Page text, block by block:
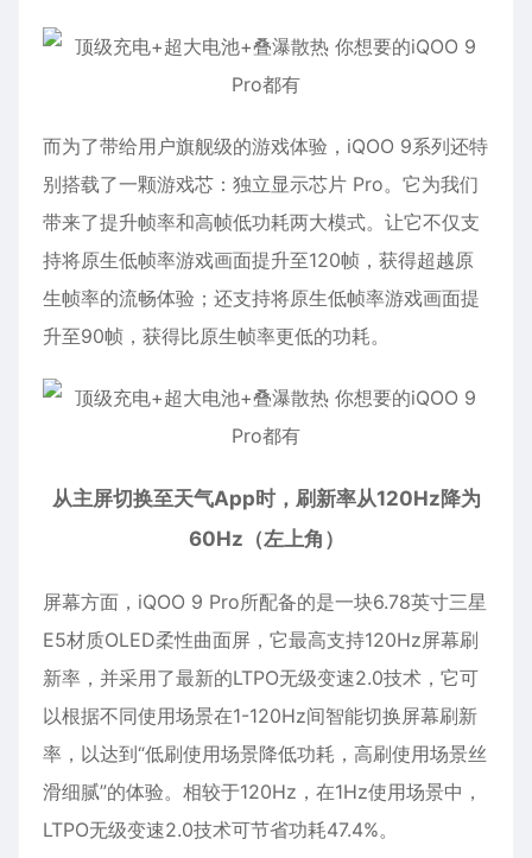
而为了带给用户旗舰级的游戏体验，iQOO 9系列还特
别搭载了一颗游戏芯：独立显示芯片 Pro。它为我们
带来了提升帧率和高帧低功耗两大模式。让它不仅支
持将原生低帧率游戏画面提升至120帧，获得超越原
生帧率的流畅体验；还支持将原生低帧率游戏画面提
升至90帧，获得比原生帧率更低的功耗。
从主屏切换至天气App时，刷新率从120Hz降为
60Hz（左上角）
屏幕方面，iQOO 9 Pro所配备的是一块6.78英寸三星
E5材质OLED柔性曲面屏，它最高支持120Hz屏幕刷
新率，并采用了最新的LTPO无级变速2.0技术，它可
以根据不同使用场景在1-120Hz间智能切换屏幕刷新
率，以达到“低刷使用场景降低功耗，高刷使用场景丝
滑细腻”的体验。相较于120Hz，在1Hz使用场景中，
LTPO无级变速2.0技术可节省功耗47.4%。